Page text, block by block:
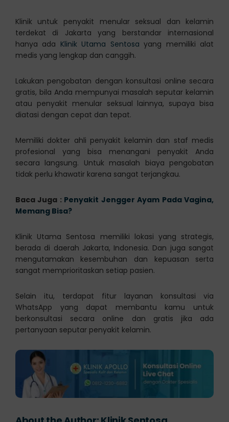
Klinik untuk penyakit menular seksual dan kelamin
terdekat di Jakarta yang berstandar internasional
hanya ada Klinik Utama Sentosa yang memiliki alat
medis yang lengkap dan canggih.
Lakukan pengobatan dengan konsultasi online secara
gratis, bila Anda mempunyai masalah seputar kelamin
atau penyakit menular seksual lainnya, supaya bisa
diatasi dengan cepat dan tepat.
Memiliki dokter ahli penyakit kelamin dan staf medis
profesional yang bisa menangani penyakit Anda
secara langsung. Untuk masalah biaya pengobatan
tidak perlu khawatir karena sangat terjangkau.
Baca Juga : Penyakit Jengger Ayam Pada Vagina,
Memang Bisa?
Klinik Utama Sentosa memiliki lokasi yang strategis,
berada di daerah Jakarta, Indonesia. Dan juga sangat
mengutamakan kesembuhan dan kepuasan serta
sangat memprioritaskan setiap pasien.
Selain itu, terdapat fitur layanan konsultasi via
WhatsApp yang dapat membantu kamu untuk
berkonsultasi secara online dan gratis jika ada
pertanyaan seputar penyakit kelamin.